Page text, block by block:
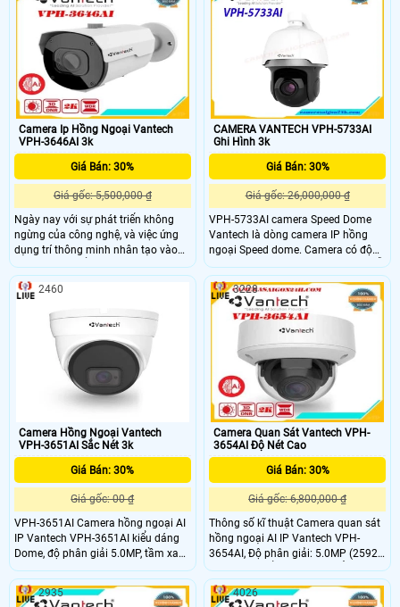
ánh sáng BLC, giúp cho việc lắp
trong nhà trở nên tốt hơn. camera
còn có khả năng lưu trữ lâu hơn với
công nghệ H
công nghệ hồng ngoại lên đến 40m,
mang lại hình ảnh mịn đẹp hơn
Camera Ip Hồng Ngoại Vantech
VPH-3646AI 3k
Giá Bán: 30%
Giá gốc: 5,500,000 ₫
Ngày nay với sự phát triển không
ngừng của công nghệ, và việc ứng
dụng trí thông minh nhân tạo vào
các Camera để phục vụ con người,
nâng cao cuộc sống là việc ưu tiên.
VANTECH luôn mong muốn mang
đến Quý khách những Camera, dịch
vụ tiện lợi nhất, thông minh với giá
thành hợp lý.
CAMERA VANTECH VPH-5733AI
Ghi Hình 3k
Giá Bán: 30%
Giá gốc: 26,000,000 ₫
VPH-5733AI camera Speed Dome
Vantech là dòng camera IP hồng
ngoại Speed dome. Camera có độ
phân giải 5.0 Megapixel. Camera hỗ
trợ tính năng zoom 33x PTZ
Camera Hồng Ngoại Vantech
VPH-3651AI Sắc Nét 3k
Giá Bán: 30%
Giá gốc: 00 ₫
VPH-3651AI Camera hồng ngoại AI
IP Vantech VPH-3651AI kiểu dáng
Dome, độ phân giải 5.0MP, tầm xa
hồng ngoại 30m cho khả năng
quan sát bao quát, truyền tải dữ liệu
với độ nét cao, chuẩn nén hình ảnh
2460
Camera Quan Sát Vantech VPH-
3654AI Độ Nét Cao
Giá Bán: 30%
Giá gốc: 6,800,000 ₫
Thông số kĩ thuật Camera quan sát
hồng ngoại AI IP Vantech VPH-
3654AI, Độ phân giải: 5.0MP (2592
x 1944) Chuẩn nén H.265, Ống kính
tiêu cự cố định 2.8 ~ 12mm,
3228
2935 4026